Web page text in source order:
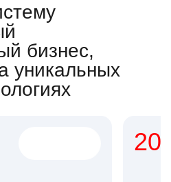
бизнес,
уникальных